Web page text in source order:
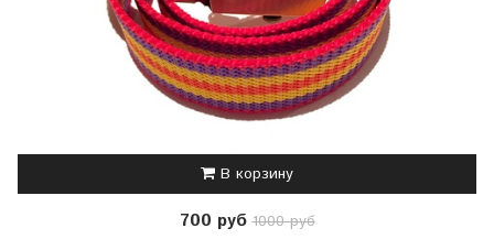
В корзину
700 руб1000 руб